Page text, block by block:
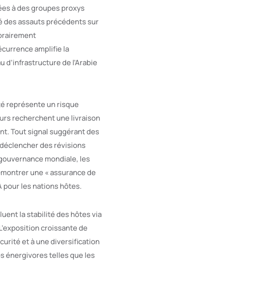
à des groupes proxys
des assauts précédents sur
amplifie la
de l’Arabie
représente un risque
recherchent une livraison
Tout signal suggérant des
des révisions
mondiale, les
une « assurance de
pour les nations hôtes.
la stabilité des hôtes via
croissante de
et à une diversification
énergivores telles que les